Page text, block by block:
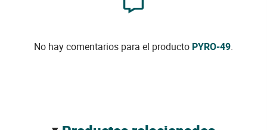
No hay comentarios para el producto PYRO-49.